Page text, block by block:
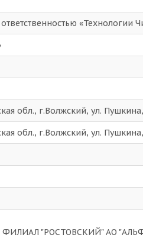
«Технологии
обл., г.Волжский, ул.
обл., г.Волжский, ул.
в ФИЛИАЛ "РОСТОВСКИЙ" АО